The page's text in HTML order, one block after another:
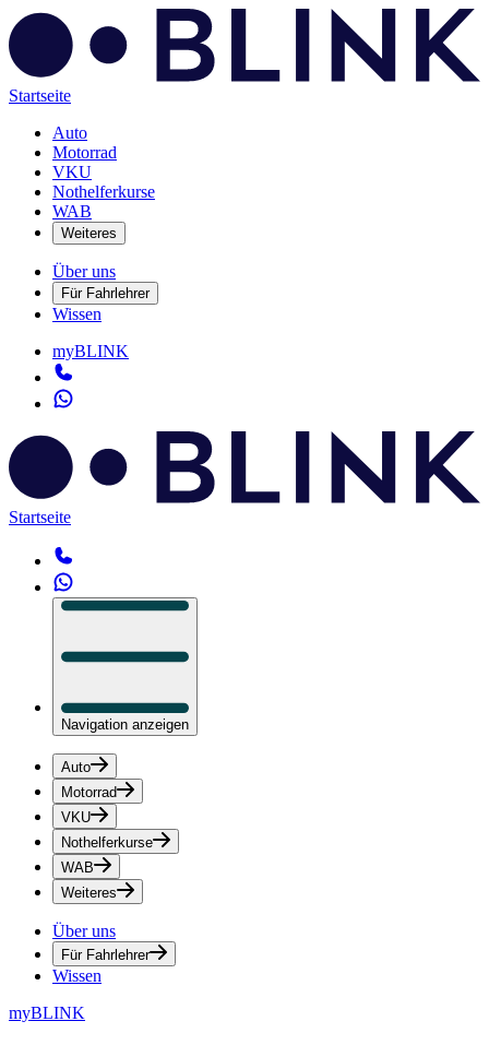
Startseite
Auto
Motorrad
VKU
Nothelferkurse
WAB
Weiteres
Über uns
Für Fahrlehrer
Wissen
myBLINK
Startseite
Navigation anzeigen
Auto
Motorrad
VKU
Nothelferkurse
WAB
Weiteres
Über uns
Für Fahrlehrer
Wissen
myBLINK